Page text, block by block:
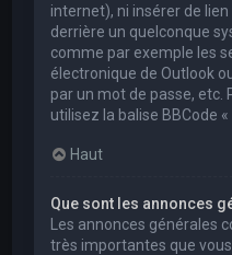
internet), ni insérer de
derrière un quelconque
comme par exemple les
électronique de Outlook
par un mot de passe, etc.
utilisez la balise BBCode «
Haut
Que sont les annonces
Les annonces générales
très importantes que